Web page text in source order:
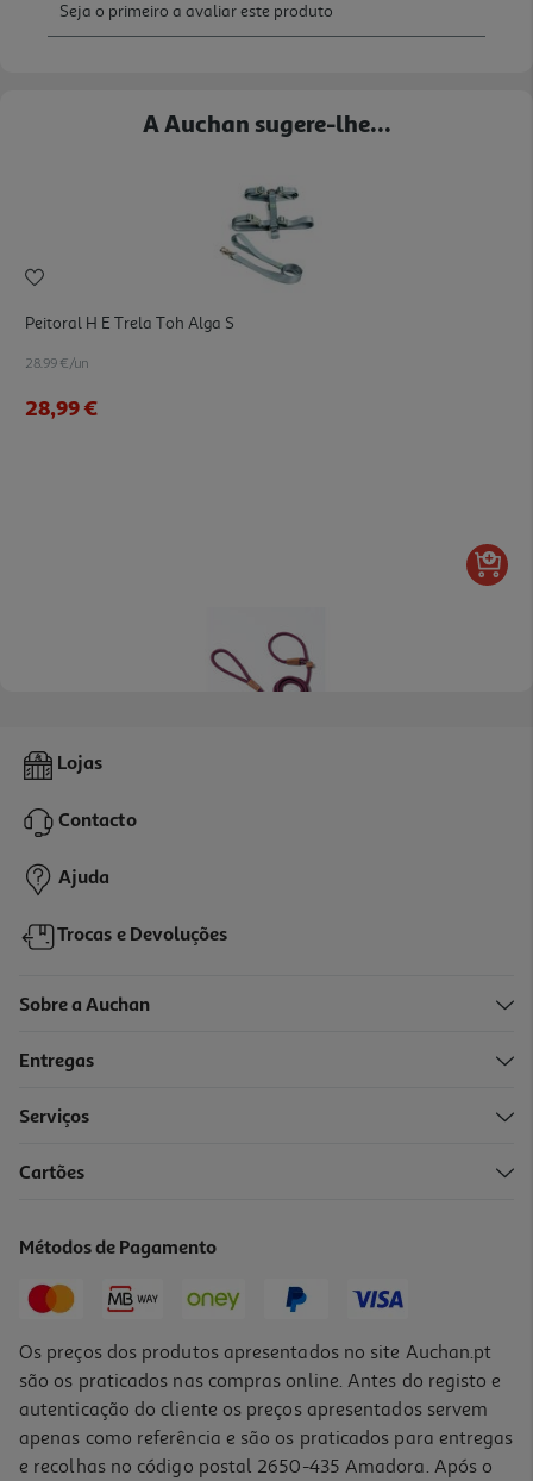
A Auchan sugere-lhe...
Peitoral H E Trela Toh Alga S
28.99 €/un
28,99 €
Trela Deslizante Toh Bordô U
15,99 €
Lojas
Contacto
Ajuda
Trocas e Devoluções
Sobre a Auchan
Entregas
Serviços
Cartões
Métodos de Pagamento
Os preços dos produtos apresentados no site Auchan.pt
são os praticados nas compras online. Antes do registo e
autenticação do cliente os preços apresentados servem
apenas como referência e são os praticados para entregas
e recolhas no código postal 2650-435 Amadora. Após o